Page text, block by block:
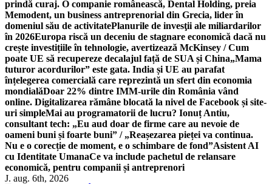
prindă curaj. O companie românească, Dental Holding, preia
Memodent, un business antreprenorial din Grecia, lider în
domeniul său de activitatePlanurile de invesţii ale miliardarilor
în 2026Europa riscă un deceniu de stagnare economică dacă nu
crește investițiile în tehnologie, avertizează McKinsey / Cum
poate UE să recupereze decalajul față de SUA și China„Mama
tuturor acordurilor” este gata. India și UE au parafat
înțelegerea comercială care reprezintă un sfert din economia
mondialăDoar 22% dintre IMM-urile din România vând
online. Digitalizarea rămâne blocată la nivel de Facebook și site-
uri simpleMai au programatorii de lucru? Ionuț Antiu,
consultant tech: „Eu aud doar de firme care au nevoie de
oameni buni și foarte buni” / „Reașezarea pieței va continua.
Nu e o corecție de moment, e o schimbare de fond”Asistent AI
cu Identitate UmanaCe va include pachetul de relansare
economică, pentru companii și antreprenori
J. aug. 6th, 2026